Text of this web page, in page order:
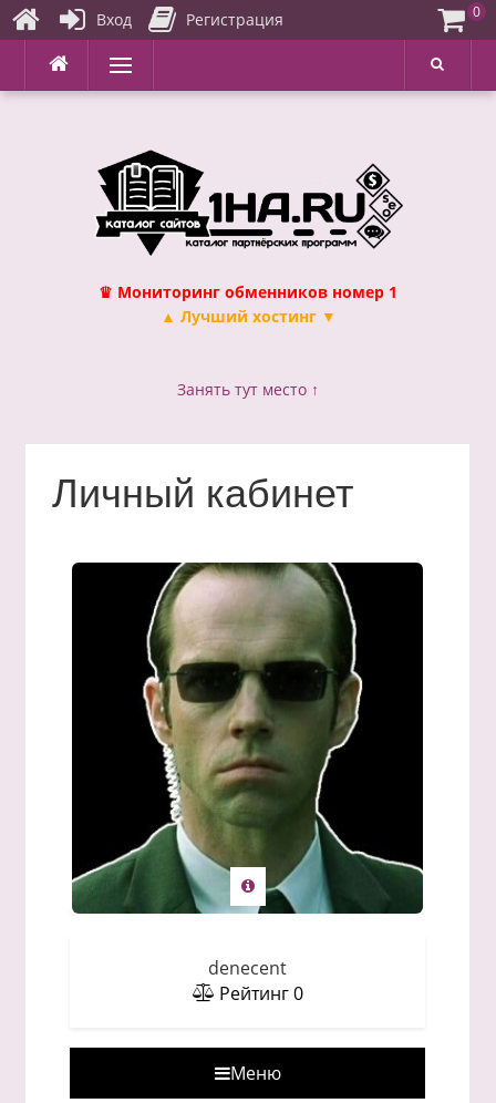
Перейти
содержимому
Меню
♛ Мониторинг обменников номер 1
▲ Лучший хостинг ▼
Занять тут место ↑
Личный кабинет
denecent
Рейтинг0
Меню
Вход Регистрация 0